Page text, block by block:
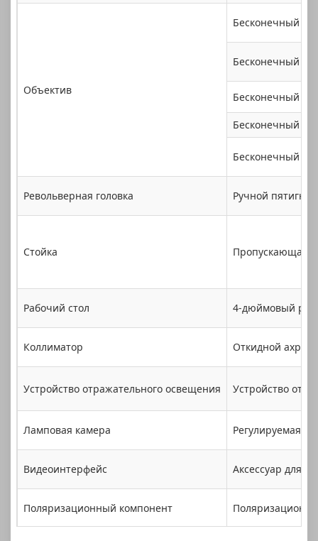
Объектив
Бесконечный
Бесконечный
Бесконечный
Бесконечный
Бесконечный
Револьверная головка Ручной
Стойка Пропускающая
Рабочий стол 4-дюймовый
Коллиматор Откидной
Устройство отражательного освещения Устройство
Ламповая камера Регулируемая
Видеоинтерфейс Аксессуар для
Поляризационный компонент